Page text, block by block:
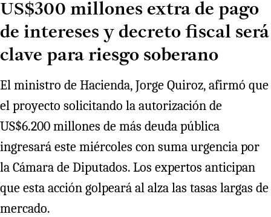
US$300 millones extra de pago
de intereses y decreto fiscal será
clave para riesgo soberano
El ministro de Hacienda, Jorge Quiroz, afirmó que
el proyecto solicitando la autorización de
US$6.200 millones de más deuda pública
ingresará este miércoles con suma urgencia por
la Cámara de Diputados. Los expertos anticipan
que esta acción golpeará al alza las tasas largas de
mercado.